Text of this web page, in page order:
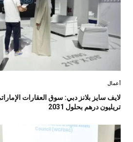
أعمال
تريليون درهم بحلول 2031